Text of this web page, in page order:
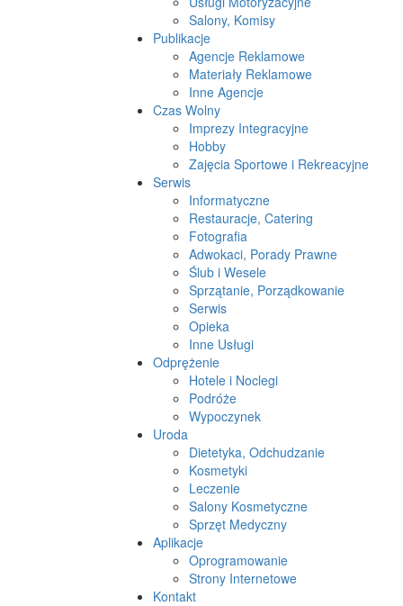
Salony, Komisy
Publikacje
Agencje Reklamowe
Materiały Reklamowe
Inne Agencje
Czas Wolny
Imprezy Integracyjne
Hobby
Zajęcia Sportowe i Rekreacyjne
Serwis
Informatyczne
Restauracje, Catering
Fotografia
Adwokaci, Porady Prawne
Ślub i Wesele
Sprzątanie, Porządkowanie
Serwis
Opieka
Inne Usługi
Odprężenie
Hotele i Noclegi
Podróże
Wypoczynek
Uroda
Dietetyka, Odchudzanie
Kosmetyki
Leczenie
Salony Kosmetyczne
Sprzęt Medyczny
Aplikacje
Oprogramowanie
Strony Internetowe
Kontakt